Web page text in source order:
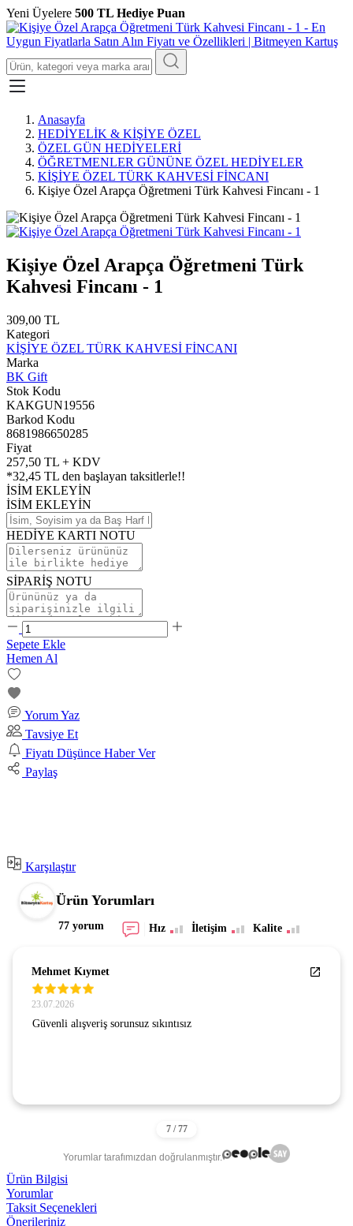
Yeni Üyelere 500 TL Hediye Puan
Anasayfa
HEDİYELİK & KİŞİYE ÖZEL
ÖZEL GÜN HEDİYELERİ
ÖĞRETMENLER GÜNÜNE ÖZEL HEDİYELER
KİŞİYE ÖZEL TÜRK KAHVESİ FİNCANI
Kişiye Özel Arapça Öğretmeni Türk Kahvesi Fincanı - 1
Kişiye Özel Arapça Öğretmeni Türk
Kahvesi Fincanı - 1
309,00 TL
Kategori
KİŞİYE ÖZEL TÜRK KAHVESİ FİNCANI
Marka
BK Gift
Stok Kodu
KAKGUN19556
Barkod Kodu
8681986650285
Fiyat
257,50 TL + KDV
*32,45 TL den başlayan taksitlerle!!
İSİM EKLEYİN
İSİM EKLEYİN
HEDİYE KARTI NOTU
SİPARİŞ NOTU
Sepete Ekle
Hemen Al
Yorum Yaz
Tavsiye Et
Fiyatı Düşünce Haber Ver
Paylaş
Karşılaştır
Ürün Yorumları
77 yorum Hız İletişim Kalite
Mehmet Kıymet
23.07.2026
Güvenli alışveriş sorunsuz sıkıntısız
Yorumlar tarafımızdan doğrulanmıştır.
Ürün Bilgisi
Yorumlar
Taksit Seçenekleri
Önerileriniz